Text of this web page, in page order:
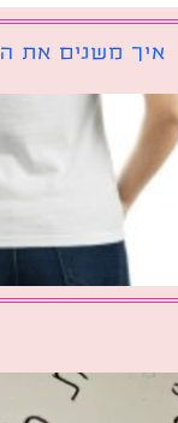
איך משנים את